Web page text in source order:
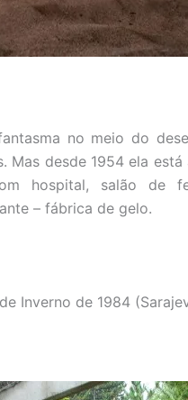
no meio do
Mas desde 1954 ela
hospital, salão de
– fábrica de gelo.
Inverno de 1984